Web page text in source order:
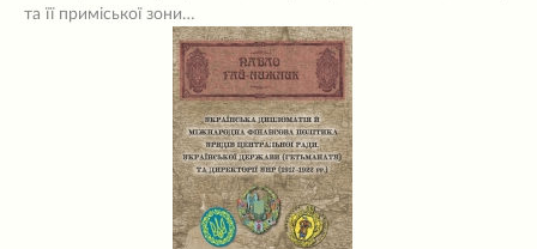
та її приміської зони…